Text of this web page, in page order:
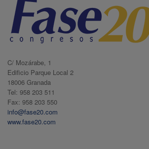
C/ Mozárabe, 1
Edificio Parque Local 2
18006 Granada
Tel: 958 203 511
Fax: 958 203 550
info@fase20.com
www.fase20.com